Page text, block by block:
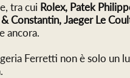
tra cui Rolex, Patek
Constantin, Jaeger Le
ancora.
Ferretti non è solo un